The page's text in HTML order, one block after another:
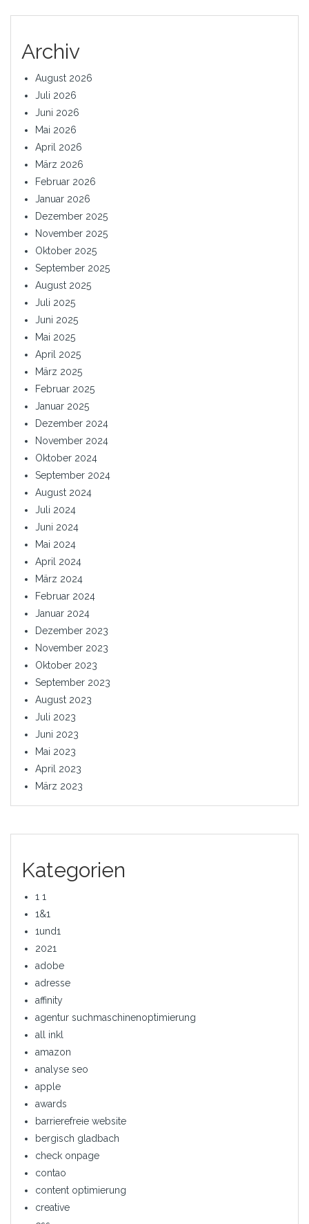
Archiv
August 2026
Juli 2026
Juni 2026
Mai 2026
April 2026
März 2026
Februar 2026
Januar 2026
Dezember 2025
November 2025
Oktober 2025
September 2025
August 2025
Juli 2025
Juni 2025
Mai 2025
April 2025
März 2025
Februar 2025
Januar 2025
Dezember 2024
November 2024
Oktober 2024
September 2024
August 2024
Juli 2024
Juni 2024
Mai 2024
April 2024
März 2024
Februar 2024
Januar 2024
Dezember 2023
November 2023
Oktober 2023
September 2023
August 2023
Juli 2023
Juni 2023
Mai 2023
April 2023
März 2023
Kategorien
1 1
1&1
1und1
2021
adobe
adresse
affinity
agentur suchmaschinenoptimierung
all inkl
amazon
analyse seo
apple
awards
barrierefreie website
bergisch gladbach
check onpage
contao
content optimierung
creative